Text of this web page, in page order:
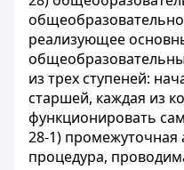
реализующее
из трех ступеней:
старшей, каждая из
функционировать
28-1) промежуточная
процедура,